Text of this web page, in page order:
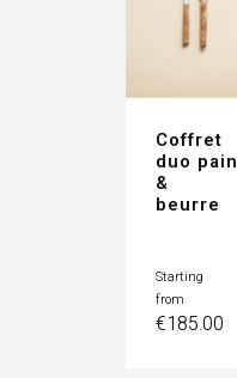
Coffret
duo pain
&
beurre
Starting
from
€185.00